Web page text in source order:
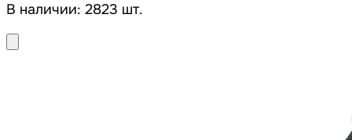
В наличии: 2823 шт.